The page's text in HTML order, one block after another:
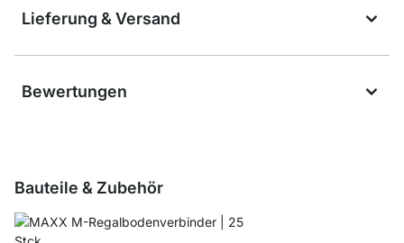
Lieferung & Versand
Bewertungen
Bauteile & Zubehör